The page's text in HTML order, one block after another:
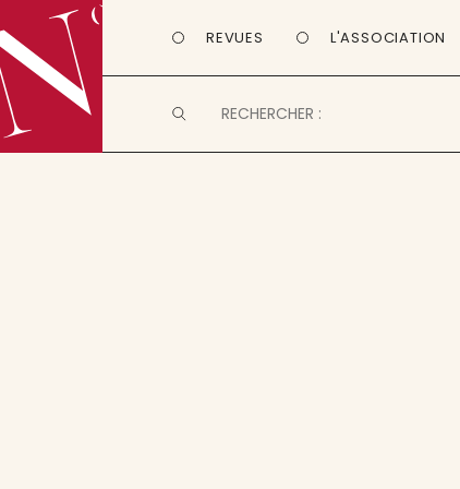
REVUES L'ASSOCIATION